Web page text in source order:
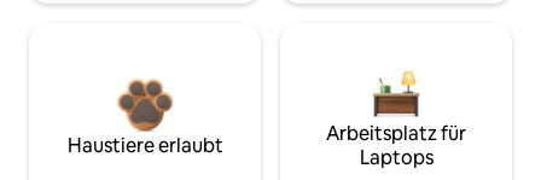
Haustiere erlaubt
Arbeitsplatz für
Laptops